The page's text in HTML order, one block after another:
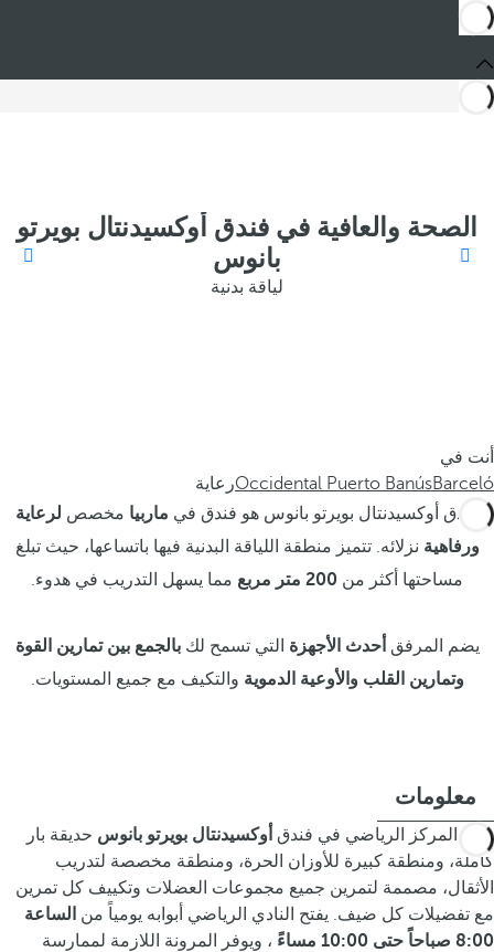
الصحة والعافية في فندق أوكسيدنتال بويرتو
بانوس
لياقة بدنية
أنت في
Barceló
Occidental Puerto Banúsرعاية
فندق أوكسيدنتال بويرتو بانوس هو فندق في ماربيا مخصص لرعاية
ورفاهية نزلائه. تتميز منطقة اللياقة البدنية فيها باتساعها، حيث تبلغ
مساحتها أكثر من 200 متر مربع مما يسهل التدريب في هدوء.
يضم المرفق أحدث الأجهزة التي تسمح لكبالجمع بين تمارين القوة
وتمارين القلب والأوعية الدموية والتكيف مع جميع المستويات.
معلومات
يضم المركز الرياضي في فندق أوكسيدنتال بويرتو بانوس حديقة بار
كاملة، ومنطقة كبيرة للأوزان الحرة، ومنطقة مخصصة لتدريب
الأثقال، مصممة لتمرين جميع مجموعات العضلات وتكييف كل تمرين
مع تفضيلات كل ضيف. يفتح النادي الرياضي أبوابه يومياً من الساعة
8:00 صباحاً حتى 10:00 مساءً
، ويوفر المرونة اللازمة لممارسة